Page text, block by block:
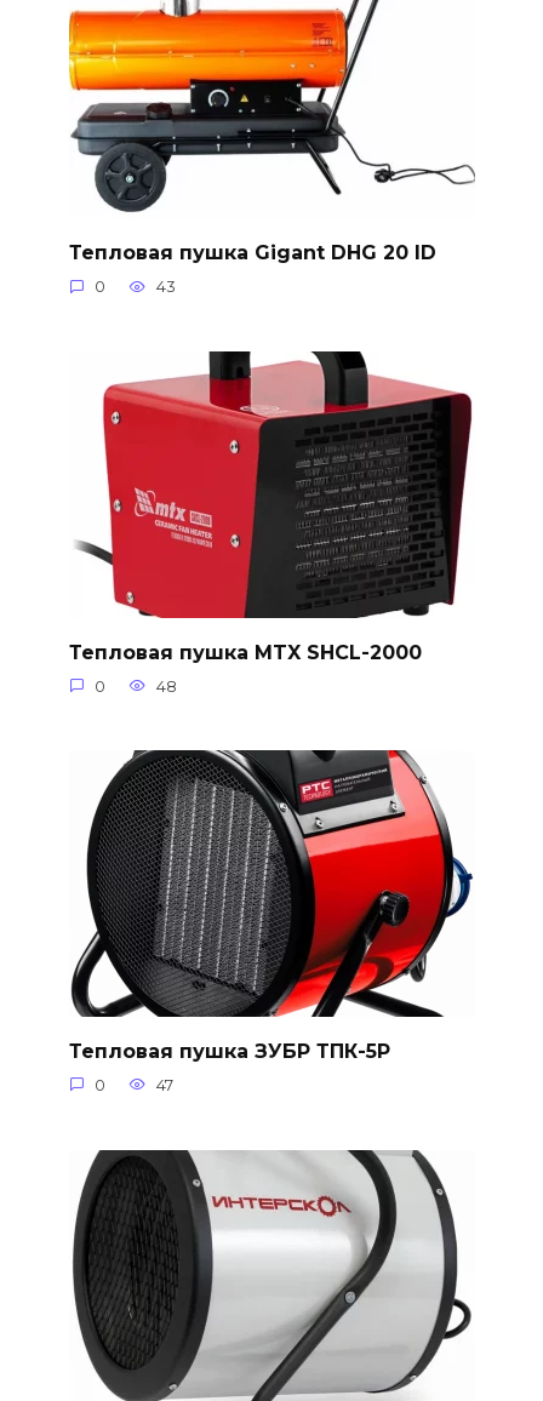
Тепловая пушка Gigant DHG 20 ID
0 43
Тепловая пушка MTX SHCL-2000
0 48
Тепловая пушка ЗУБР ТПК-5Р
0 47